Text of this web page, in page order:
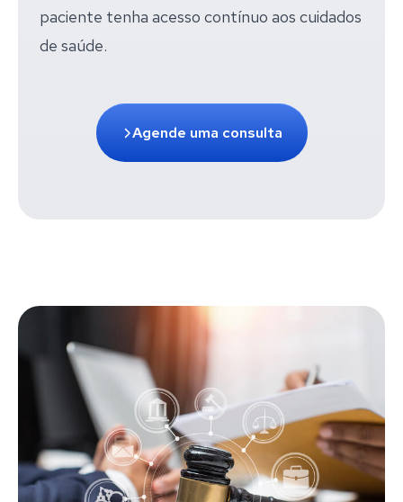
paciente tenha acesso contínuo aos cuidados
de saúde.
Agende uma consulta